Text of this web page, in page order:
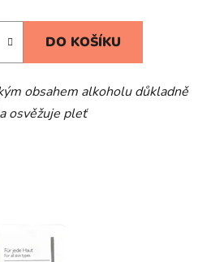
DO KOŠÍKU
obsahem alkoholu důkladně
osvěžuje pleť